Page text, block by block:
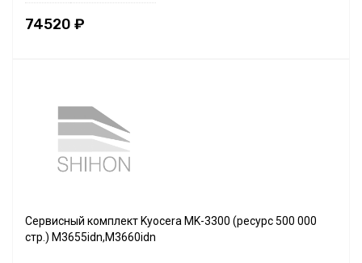
74520 ₽
Сервисный комплект Kyocera MK-3300 (ресурс 500 000
стр.) M3655idn,M3660idn